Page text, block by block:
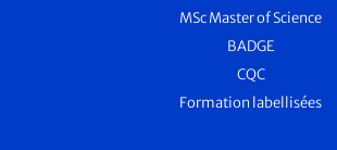
MSc Master of Science
BADGE
CQC
Formation labellisées